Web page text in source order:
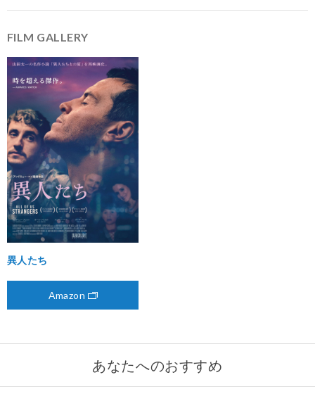
FILM GALLERY
異人たち
Amazon
あなたへのおすすめ